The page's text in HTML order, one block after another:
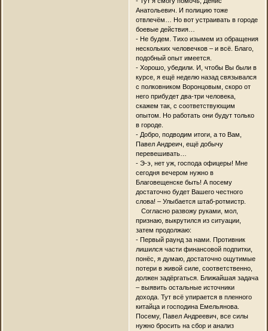
Анатольевич. И полицию тоже
отвлечём… Но вот устраивать в городе
боевые действия…
- Не будем. Тихо изымем из обращения
нескольких человечков – и всё. Благо,
подобный опыт имеется.
- Хорошо, убедили. И, чтобы Вы были в
курсе, я ещё неделю назад связывался
с полковником Воронцовым, скоро от
него прибудет два-три человека,
скажем так, с соответствующим
опытом. Но работать они будут только
в городе.
- Добро, подводим итоги, а то Вам,
Павел Андреич, ещё добычу
перевешивать…
- Э-э, нет уж, господа офицеры! Мне
сегодня вечером нужно в
Благовещенске быть! А посему
достаточно будет Вашего честного
слова! – Улыбается штаб-ротмистр.
Согласно развожу руками, мол,
признаю, выкрутился из ситуации,
затем продолжаю:
- Первый раунд за нами. Противник
лишился части финансовой подпитки,
понёс, я думаю, достаточно ощутимые
потери в живой силе, соответственно,
должен задёргаться. Ближайшая задача
– выявить остальные источники
дохода. Тут всё упирается в пленного
китайца и господина Емельянова.
Посему, Павел Андреевич, все силы
нужно бросить на сбор и анализ